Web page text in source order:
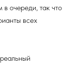
очереди, так что
всех